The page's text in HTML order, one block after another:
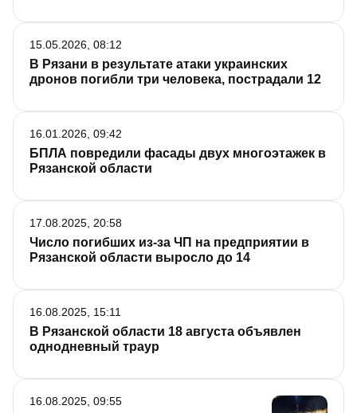
В Рязани в результате атаки украинских
дронов погибли три человека, пострадали 12
15.05.2026, 08:12
БПЛА повредили фасады двух многоэтажек в
Рязанской области
16.01.2026, 09:42
Число погибших из-за ЧП на предприятии в
Рязанской области выросло до 14
17.08.2025, 20:58
В Рязанской области 18 августа объявлен
однодневный траур
16.08.2025, 15:11
16.08.2025, 09:55